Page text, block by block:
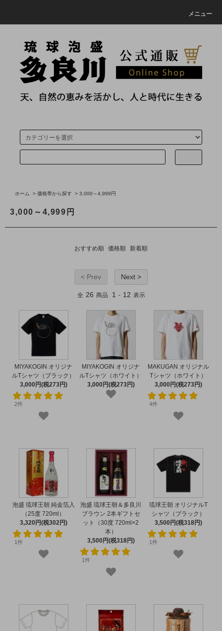
メニュー
ホーム > 価格帯から探す > 3,000～4,999円
3,000～4,999円
おすすめ順 価格順 新着順
< Prev Next >
全 26 商品 1 - 12 表示
MIYAKOGIN オリジナ
ルTシャツ（ブラック）
3,000円(税273円)
2件
MIYAKOGIN オリジナ
ルTシャツ（ホワイト）
3,000円(税273円)
MAKUGAN オリジナル
Tシャツ（ホワイト）
3,000円(税273円)
4件
泡盛 琉球王朝 純金箔入
（25度 720ml）
3,320円(税302円)
1件
泡盛 琉球王朝＆多良川
ブラウン 2本ギフトセ
ット（30度 720ml×2
本）
3,500円(税318円)
1件
琉球王朝 オリジナルT
シャツ（ブラック）
3,500円(税318円)
1件